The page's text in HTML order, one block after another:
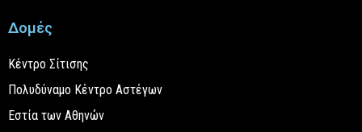
Δομές
Κέντρο Σίτισης
Πολυδύναμο Κέντρο Αστέγων
Εστία των Αθηνών